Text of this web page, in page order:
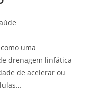
uma
drenagem linfática
de acelerar ou